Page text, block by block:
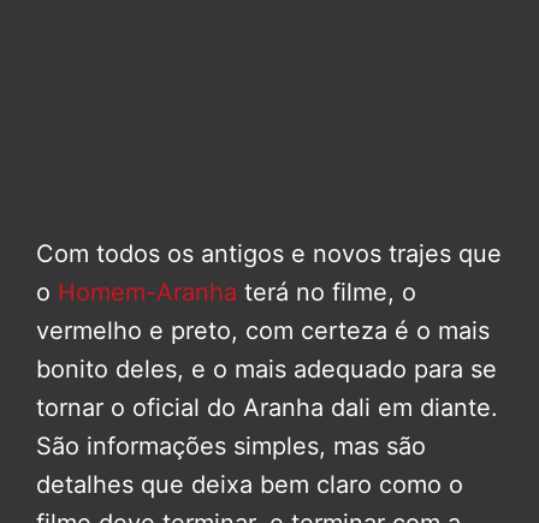
Com todos os antigos e novos trajes que
o Homem-Aranha terá no filme, o
vermelho e preto, com certeza é o mais
bonito deles, e o mais adequado para se
tornar o oficial do Aranha dali em diante.
São informações simples, mas são
detalhes que deixa bem claro como o